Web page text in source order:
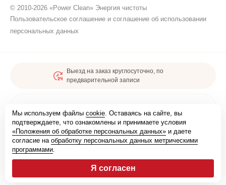
© 2010-2026 «Power Clean» Энергия чистоты
Пользовательское соглашение и соглашение об использовании
персональных данных
Выезд на заказ круглосуточно, по
предварительной записи
Мы зарегистрированы
Удобные способы оплаты
Мы используем файлы cookie. Оставаясь на сайте, вы
подтверждаете, что ознакомлены и принимаете условия
«Положения об обработке персональных данных» и даете
согласие на обработку персональных данных метрическими
программами.
Я согласен